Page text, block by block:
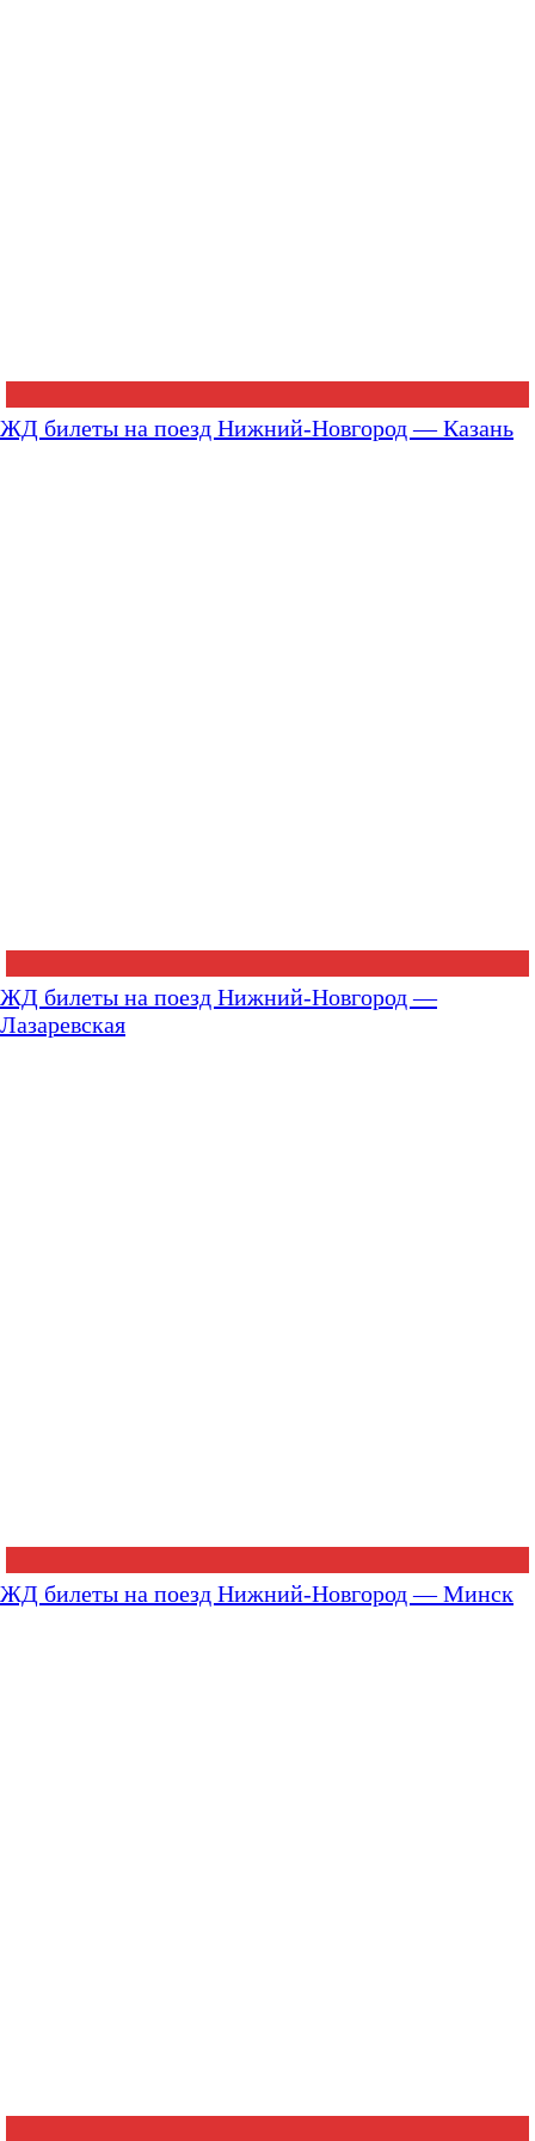
ЖД билеты на поезд Нижний-Новгород — Казань
ЖД билеты на поезд Нижний-Новгород —
Лазаревская
ЖД билеты на поезд Нижний-Новгород — Минск